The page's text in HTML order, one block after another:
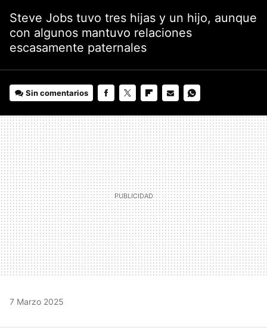
Steve Jobs tuvo tres hijas y un hijo, aunque
con algunos mantuvo relaciones
escasamente paternales
Sin comentarios
MAIL
7 Marzo 2025